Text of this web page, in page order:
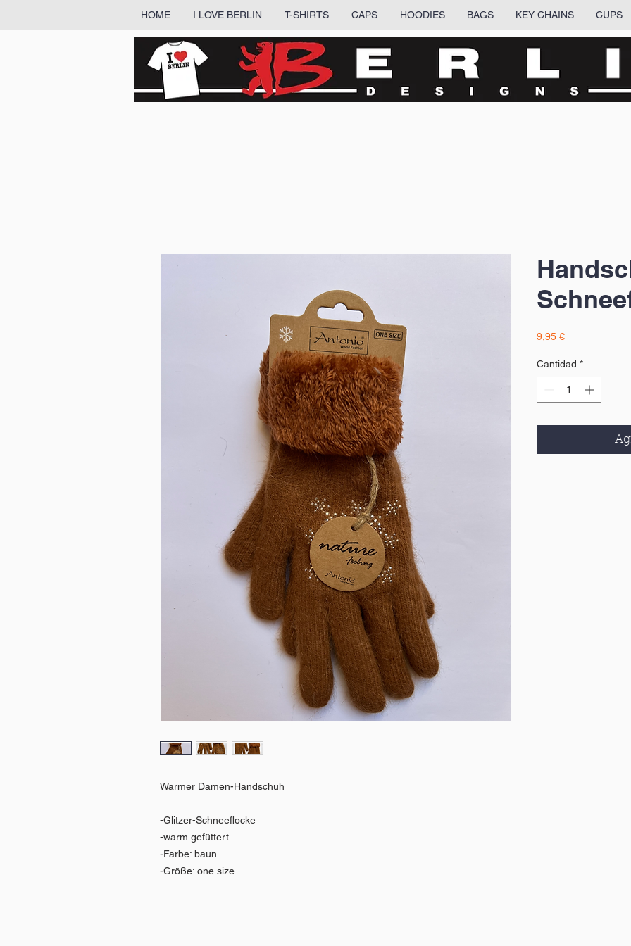
HOME I LOVE BERLIN T-SHIRTS CAPS HOODIES BAGS KEY CHAINS CUPS
Warmer Damen-Handschuh
-Glitzer-Schneeflocke
-warm gefüttert
-Farbe: baun
-Größe: one size
9,95 €Precio
Cantidad *